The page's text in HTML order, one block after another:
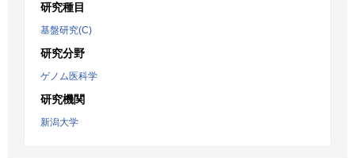
研究種目
基盤研究(C)
研究分野
ゲノム医科学
研究機関
新潟大学